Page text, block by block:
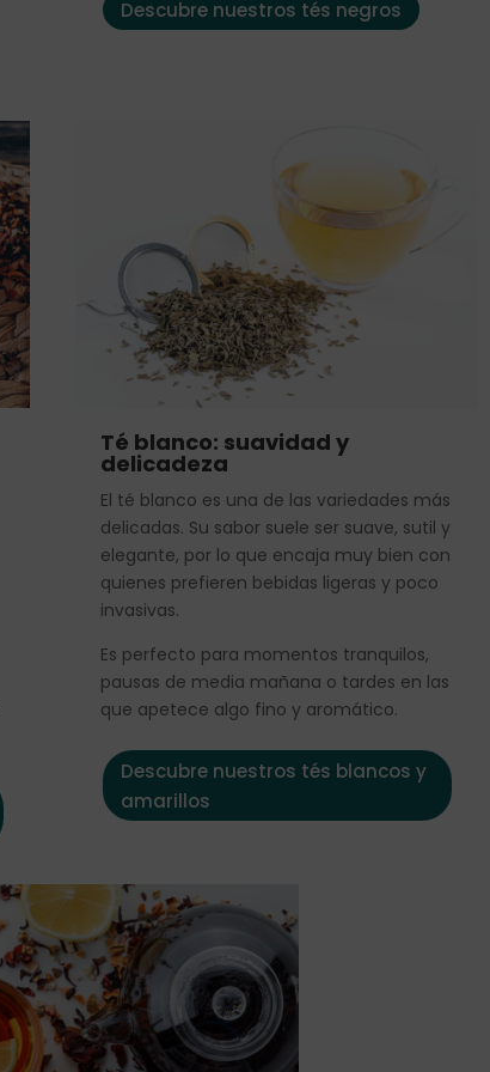
Descubre nuestros tés negros
Té blanco: suavidad y
delicadeza
El té blanco es una de las variedades más
delicadas. Su sabor suele ser suave, sutil y
elegante, por lo que encaja muy bien con
quienes prefieren bebidas ligeras y poco
invasivas.
Es perfecto para momentos tranquilos,
pausas de media mañana o tardes en las
que apetece algo fino y aromático.
Descubre nuestros tés blancos y
amarillos